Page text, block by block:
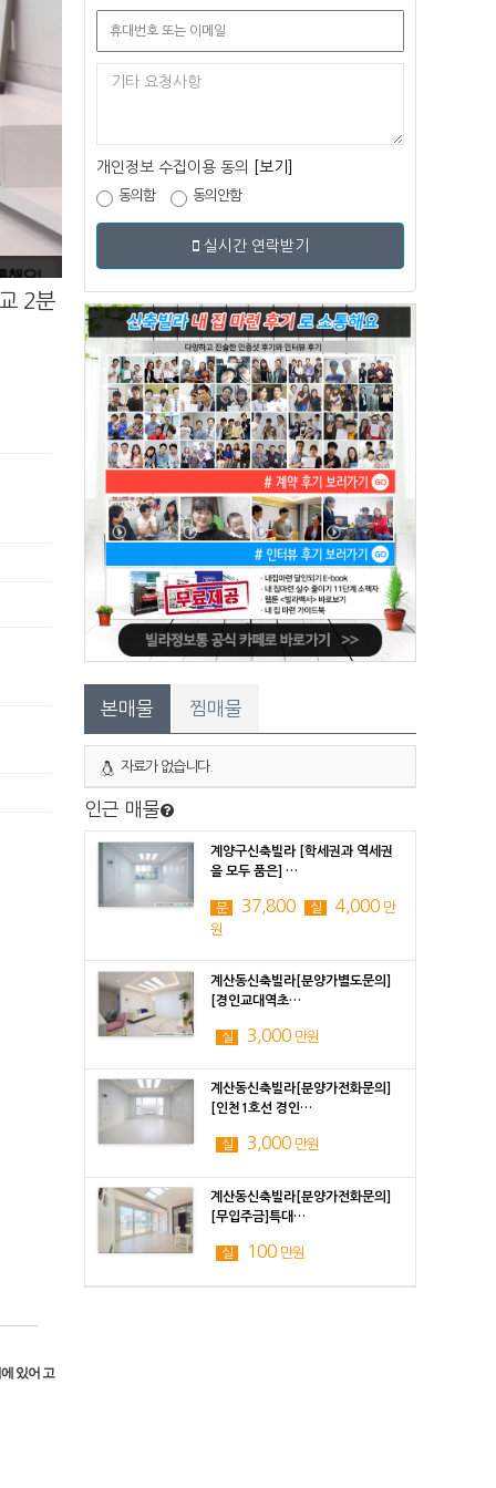
2분
있어 고
개인정보 수집이용 동의 [보기]
동의함 동의안함
실시간 연락받기
본매물 찜매물
자료가 없습니다.
인근 매물
계양구신축빌라 [학세권과 역세권
을 모두 품은] …
분 37,800 실 4,000 만
원
계산동신축빌라[분양가별도문의]
[경인교대역초…
실 3,000 만원
계산동신축빌라[분양가전화문의]
[인천1호선 경인…
실 3,000 만원
계산동신축빌라[분양가전화문의]
[무입주금]특대…
실 100 만원